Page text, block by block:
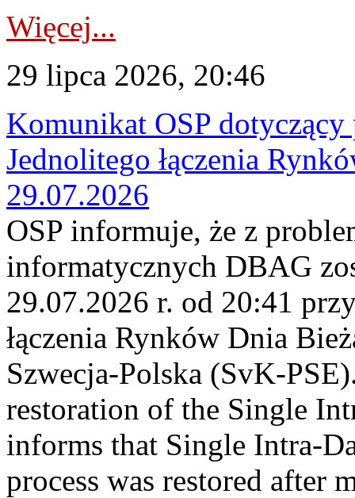
Więcej...
29 lipca 2026, 20:46
Komunikat OSP
Jednolitego łączenia
29.07.2026
OSP informuje, że z
informatycznych DBAG
29.07.2026 r. od 20:41
łączenia Rynków Dnia
Szwecja-Polska (SvK-
restoration of the Single
informs that Single Intra-
process was restored after